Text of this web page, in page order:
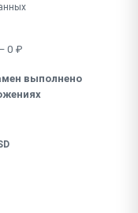
0 ₽
выполнено